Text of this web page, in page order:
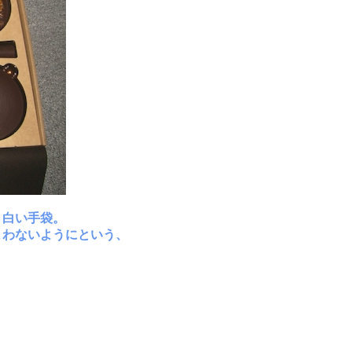
い手袋。
ないようにという、